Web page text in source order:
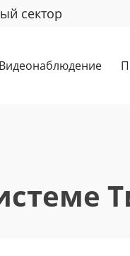
сектор
Видеонаблюдение